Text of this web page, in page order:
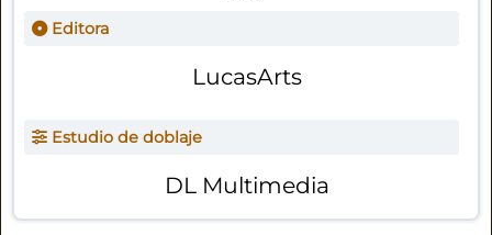
Editora
LucasArts
Estudio de doblaje
DL Multimedia